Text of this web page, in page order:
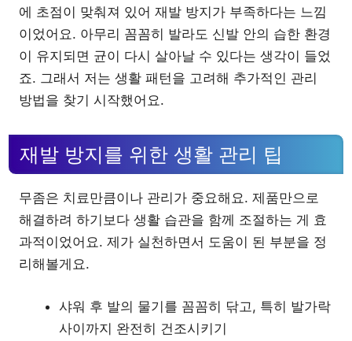
에 초점이 맞춰져 있어 재발 방지가 부족하다는 느낌
이었어요. 아무리 꼼꼼히 발라도 신발 안의 습한 환경
이 유지되면 균이 다시 살아날 수 있다는 생각이 들었
죠. 그래서 저는 생활 패턴을 고려해 추가적인 관리
방법을 찾기 시작했어요.
재발 방지를 위한 생활 관리 팁
무좀은 치료만큼이나 관리가 중요해요. 제품만으로
해결하려 하기보다 생활 습관을 함께 조절하는 게 효
과적이었어요. 제가 실천하면서 도움이 된 부분을 정
리해볼게요.
샤워 후 발의 물기를 꼼꼼히 닦고, 특히 발가락
사이까지 완전히 건조시키기